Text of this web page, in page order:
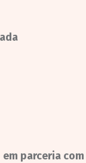
em parceria com